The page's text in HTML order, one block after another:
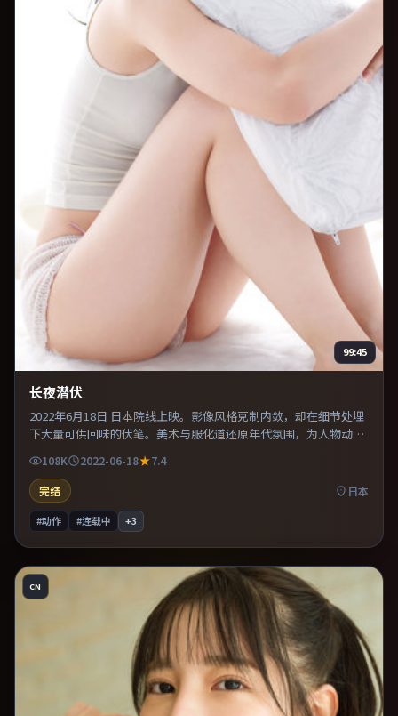
99:45
长夜潜伏
2022年6月18日 日本院线上映。影像风格克制内敛，却在细节处埋
下大量可供回味的伏笔。美术与服化道还原年代氛围，为人物动机
提供可信支撑。片尾留白意味深长，值得二刷细品台词与构图。
108K 2022-06-18
7.4
完结
日本
#动作 #连载中 +3
CN